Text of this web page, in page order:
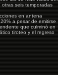
seis temporadas
en antena
a pesar de emitirse
que culminó en
tiroteo y el regreso